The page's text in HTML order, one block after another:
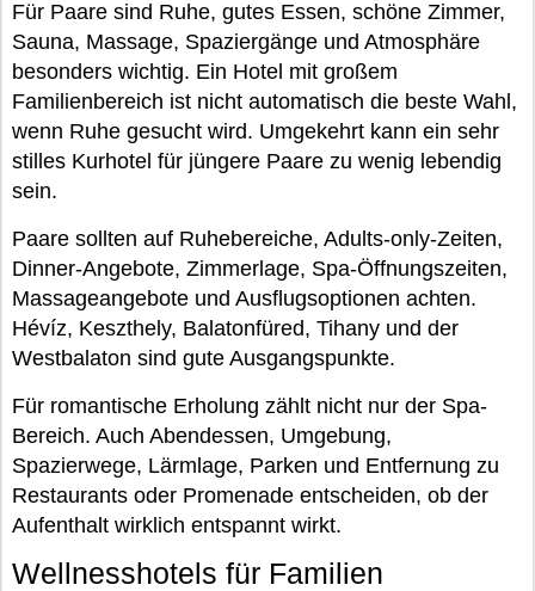
Für Paare sind Ruhe, gutes Essen, schöne Zimmer,
Sauna, Massage, Spaziergänge und Atmosphäre
besonders wichtig. Ein Hotel mit großem
Familienbereich ist nicht automatisch die beste Wahl,
wenn Ruhe gesucht wird. Umgekehrt kann ein sehr
stilles Kurhotel für jüngere Paare zu wenig lebendig
sein.
Paare sollten auf Ruhebereiche, Adults-only-Zeiten,
Dinner-Angebote, Zimmerlage, Spa-Öffnungszeiten,
Massageangebote und Ausflugsoptionen achten.
Hévíz, Keszthely, Balatonfüred, Tihany und der
Westbalaton sind gute Ausgangspunkte.
Für romantische Erholung zählt nicht nur der Spa-
Bereich. Auch Abendessen, Umgebung,
Spazierwege, Lärmlage, Parken und Entfernung zu
Restaurants oder Promenade entscheiden, ob der
Aufenthalt wirklich entspannt wirkt.
Wellnesshotels für Familien